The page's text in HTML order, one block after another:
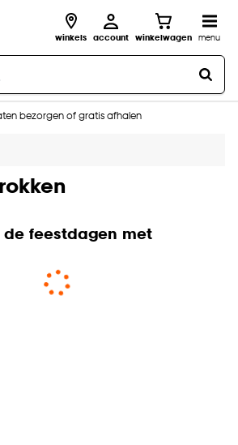
winkels account winkelwagen menu
bezorgen of gratis afhalen
feestdagen met